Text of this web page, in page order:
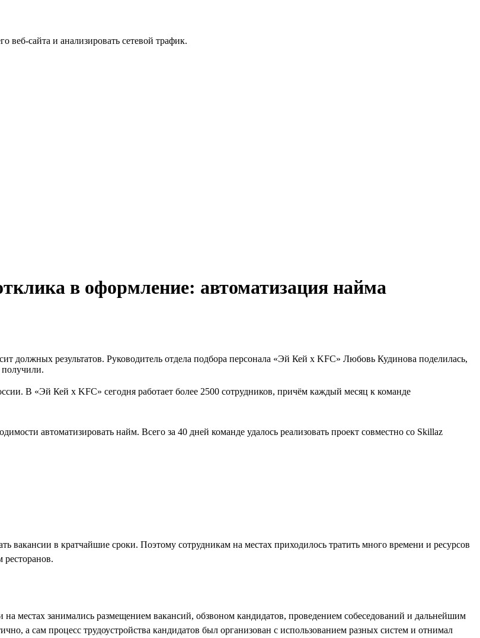
сайта и анализировать сетевой трафик.
в оформление: автоматизация найма
должных результатов. Руководитель отдела подбора персонала «Эй Кей x KFC» Любовь Кудинова поделилась,
получили.
В «Эй Кей x KFC» сегодня работает более 2500 сотрудников, причём каждый месяц к команде
автоматизировать найм. Всего за 40 дней команде удалось реализовать проект совместно со Skillaz
в кратчайшие сроки. Поэтому сотрудникам на местах приходилось тратить много времени и ресурсов
ресторанов.
местах занимались размещением вакансий, обзвоном кандидатов, проведением собеседований и дальнейшим
а сам процесс трудоустройства кандидатов был организован с использованием разных систем и отнимал